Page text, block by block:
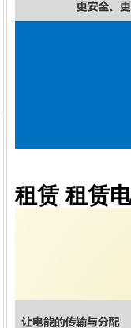
租赁 租赁